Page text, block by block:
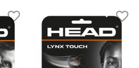
base
 